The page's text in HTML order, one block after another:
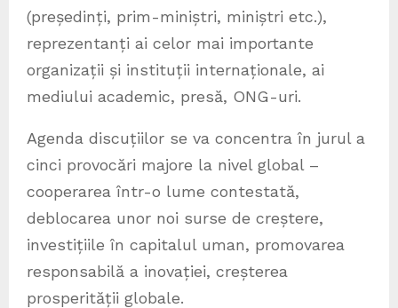
(președinți, prim-miniștri, miniștri etc.),
reprezentanți ai celor mai importante
organizații și instituții internaționale, ai
mediului academic, presă, ONG-uri.
Agenda discuțiilor se va concentra în jurul a
cinci provocări majore la nivel global –
cooperarea într-o lume contestată,
deblocarea unor noi surse de creștere,
investițiile în capitalul uman, promovarea
responsabilă a inovației, creșterea
prosperității globale.